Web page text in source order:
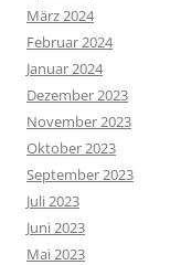
März 2024
Februar 2024
Januar 2024
Dezember 2023
November 2023
Oktober 2023
September 2023
Juli 2023
Juni 2023
Mai 2023